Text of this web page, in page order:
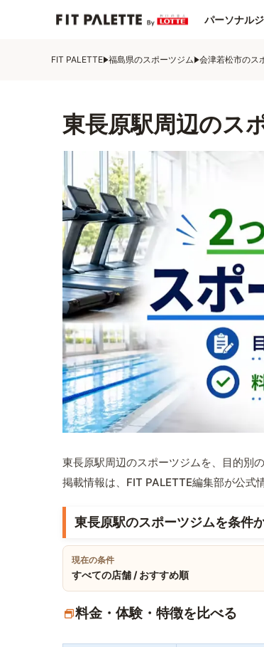
パーソナル
FIT PALETTE 福島県のスポーツジム 会津若松市のス
東長原駅周辺のス
東長原駅周辺のスポーツジムを、目的別
掲載情報は、FIT PALETTE編集部が公式
東長原駅のスポーツジムを条件
現在の条件
すべての店舗 / おすすめ順
料金・体験・特徴を比べる